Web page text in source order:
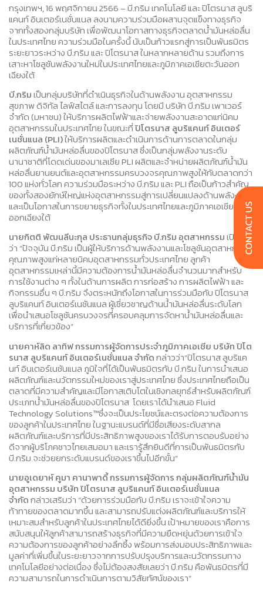
กรุงเทพฯ,16 พฤศจิกายน 2566 – บี.กริม เทคโนโลยี และ ปิโตรนาส ลูบริ
แคนท์ อินเตอร์เนชั่นแนล ลงนามความร่วมมือผสานจุดแข็งทางธุรกิจ
จากทั้งสองกลุ่มบริษัท เพื่อพัฒนาโอกาสทางธุรกิจตลาดน้ำมันหล่อลื่น
ในประเทศไทย ความร่วมมือในครั้งนี้ นับเป็นก้าวแรกสู่การเป็นพันธมิตร
ระยะยาวระหว่าง บี.กริม และ ปิโตรนาส ในหลากหลายด้าน รวมถึงการ
เสาะหาโซลูชันพลังงานใหม่ในประเทศไทยและภูมิภาคเอเชียตะวันออก
เฉียงใต้
บี.กริมเป็นกลุ่มบริษัทที่ดำเนินธุรกิจในด้านพลังงาน อุตสาหกรรม
สุขภาพ ดิจิทัล ไลฟ์สไตล์ และการลงทุน โดยมี บริษัท บี.กริม เพาเวอร์
จำกัด (มหาชน) ให้บริการผลิตไฟฟ้าและจ่ายพลังงานสะอาดแก่นิคม
อุตสาหกรรมในประเทศไทย ในขณะที่ปิโตรนาส ลูบริแคนท์ อินเตอร์
เนชั่นแนล (PLI)ให้บริการผลิตและดำเนินการด้านการตลาดในกลุ่ม
ผลิตภัณฑ์น้ำมันหล่อลื่นของปิโตรนาส ซึ่งเป็นกลุ่มพลังงานระดับ
นานาชาติที่โดดเด่นของมาเลเซีย PLI ผลิตและจำหน่ายผลิตภัณฑ์น้ำมัน
หล่อลื่นยานยนต์และอุตสาหกรรมครบวงจรคุณภาพสูงให้กับตลาดกว่า
100 แห่งทั่วโลก ความร่วมมือระหว่าง บี.กริม และ PLI ถือเป็นก้าวสำคัญ
ของทั้งสองยักษ์ใหญ่แห่งอุตสาหกรรมสู่การเปลี่ยนแปลงด้านพลังงาน
และเป็นโอกาสในการขยายธุรกิจทั้งในประเทศไทยและภูมิภาคเอเชียตะวัน
ออกเฉียงใต้
นายกิตติ พัฒนลีนะกุล ประธานกลุ่มธุรกิจ บี.กริม อุตสาหกรรมเปิดเผย
ว่า “ปัจจุบัน บี.กริม เป็นผู้ให้บริการด้านพลังงานและโซลูชันอุตสาหกรรม
คุณภาพสูงแก่หลายนิคมอุตสาหกรรมทั่วประเทศไทย ลูกค้า
อุตสาหกรรมเหล่านี้มีความต้องการน้ำมันหล่อลื่นจำนวนมากสำหรับ
การใช้งานต่าง ๆ ทั้งในด้านการผลิต การก่อสร้าง การผลิตไฟฟ้า และ
กิจกรรมอื่น ๆ บี.กริม จึงตระหนักถึงโอกาสในการร่วมมือกับ ปิโตรนาส
ลูบริแคนท์ อินเตอร์เนชันแนล ผู้เชี่ยวชาญด้านน้ำมันหล่อลื่นระดับโลก
เพื่อนำเสนอโซลูชันครบวงจรที่ครอบคลุมการจัดหาน้ำมันหล่อลื่นและ
บริการที่เกี่ยวข้อง”
นายคาห์ลิด ลาทิฟ กรรมการผู้จัดการประจำภูมิภาคเอเชีย บริษัท ปิโต
รนาส ลูบริแคนท์ อินเตอร์เนชั่นแนล จำกัดกล่าวว่า“ปิโตรนาส ลูบริแค
นท์ อินเตอร์เนชันแนล ภูมิใจที่ได้เป็นพันธมิตรกับ บี.กริม ในการนำเสนอ
ผลิตภัณฑ์และนวัตกรรมใหม่ของเราสู่ประเทศไทย ซึ่งประเทศไทยถือเป็น
ตลาดที่มีความสำคัญและมีโอกาสเติบโตในเชิงกลยุทธ์สำหรับผลิตภัณฑ์
ประเภทน้ำมันหล่อลื่นของปิโตรนาส โดยเราได้นำเสนอ Fluid
Technology Solutions™ซึ่งจะเป็นประโยชน์และตรงต่อความต้องการ
ของลูกค้าในประเทศไทย ในฐานะแบรนด์ที่มีชื่อเสียงระดับสากล
ผลิตภัณฑ์และบริการที่มีประสิทธิภาพสูงของเราได้รับการตอบรับอย่าง
ดีจากผู้บริโภคชาวไทยเสมอมา และเรารู้สึกยินดีที่การเป็นพันธมิตรกับ
บี.กริม จะช่วยยกระดับแบรนด์ของเราขึ้นไปอีกขั้น”
นายอูเดยาห์ คูมา คานาพาดี้ กรรมการผู้จัดการ กลุ่มผลิตภัณฑ์น้ำมัน
อุตสาหกรรม บริษัท ปิโตรนาส ลูบริแคนท์ อินเตอร์เนชั่นแนล
จำกัดกล่าวเสริมว่า “ด้วยการร่วมมือกับ บี.กริม เราจะเข้าใจความ
ท้าทายของตลาดมากขึ้น และสามารถปรับแต่งผลิตภัณฑ์และบริการให้
เหมาะสมสำหรับลูกค้าในประเทศไทยได้ดียิ่งขึ้น เป้าหมายของเราคือการ
สนับสนุนให้ลูกค้าสามารถสร้างธุรกิจที่มีความยืดหยุ่นด้วยการเข้าใจ
ความต้องการของลูกค้าอย่างลึกซึ้ง พร้อมการส่งมอบประสิทธิภาพและ
มูลค่าที่เพิ่มขึ้นในระยะยาวจากการปรับปรุงบริการและนวัตกรรมทาง
เทคโนโลยีอย่างต่อเนื่อง ซึ่งไม่ต้องสงสัยเลยว่า บี.กริม คือพันธมิตรที่มี
ความสามารถในการดำเนินการตามวิสัยทัศน์ของเรา”